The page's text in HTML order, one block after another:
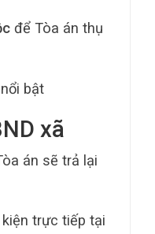
để Tòa án thụ
bật
xã
án sẽ trả lại
trực tiếp tại